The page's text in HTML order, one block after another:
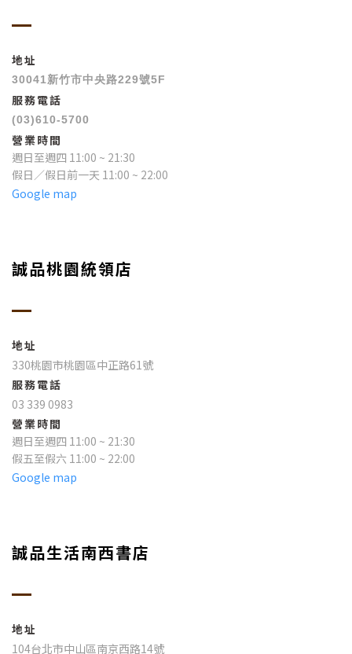
地址
30041新竹市中央路229號5F
服務電話
(03)610-5700
營業時間
週日至週四 11:00 ~ 21:30
假日／假日前一天 11:00 ~ 22:00
Google map
誠品桃園統領店
地址
330桃園市桃園區中正路61號
服務電話
03 339 0983
營業時間
週日至週四 11:00 ~ 21:30
假五至假六 11:00 ~ 22:00
Google map
誠品生活南西書店
地址
104台北市中山區南京西路14號